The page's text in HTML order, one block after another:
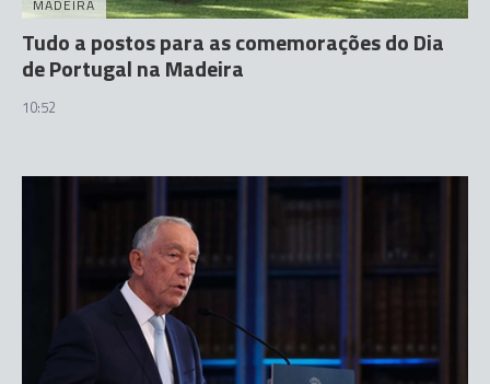
MADEIRA
Tudo a postos para as comemorações do Dia
de Portugal na Madeira
10:52